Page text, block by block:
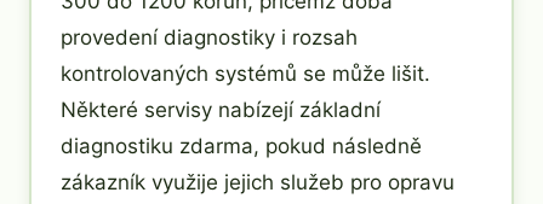
provedení diagnostiky i rozsah
kontrolovaných systémů se může lišit.
Některé servisy nabízejí základní
diagnostiku zdarma, pokud následně
zákazník využije jejich služeb pro opravu